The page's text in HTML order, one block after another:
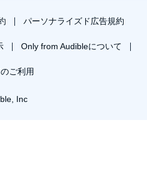
パーソナライズド広告規約
Only from Audibleについて
ご利用
Inc